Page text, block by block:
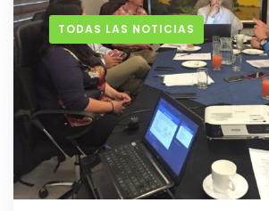
TODAS LAS NOTICIAS